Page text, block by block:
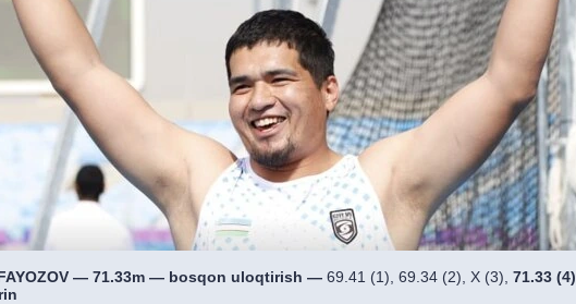
— 71.33m — bosqon uloqtirish — 69.41 (1), 69.34 (2), X (3), 71.33 (4)